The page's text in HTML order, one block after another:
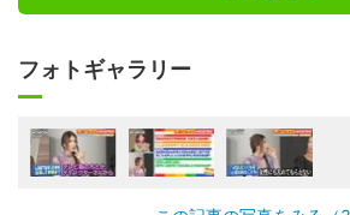
フォトギャラリー